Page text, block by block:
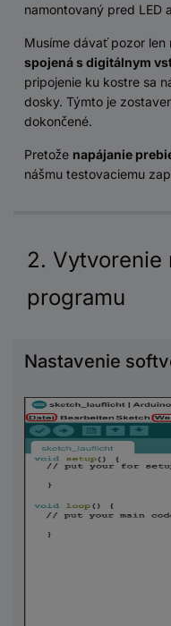
namontovaný pred LED
Musíme dávať pozor len
spojená s digitálnym
pripojenie ku kostre sa
dosky. Týmto je
dokončené.
Pretože napájanie
nášmu testovaciemu
2. Vytvorenie
programu
Nastavenie